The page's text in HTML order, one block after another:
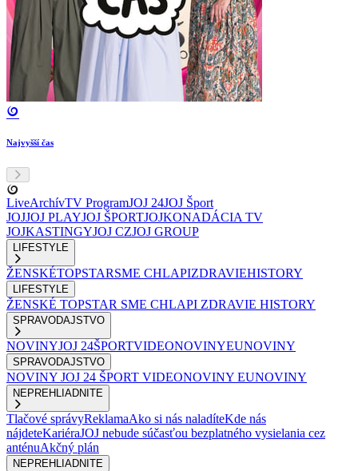
Najvyšší čas
LiveArchívTV ProgramJOJ 24JOJ Šport
JOJJOJ PLAYJOJ ŠPORTJOJKONADÁCIA TV
JOJKASTINGYJOJ CZJOJ GROUP
LIFESTYLE
ŽENSKÉTOPSTARSME CHLAPIZDRAVIEHISTORY
LIFESTYLE
ŽENSKÉ TOPSTAR SME CHLAPI ZDRAVIE HISTORY
SPRAVODAJSTVO
NOVINYJOJ 24ŠPORTVIDEONOVINYEUNOVINY
SPRAVODAJSTVO
NOVINY JOJ 24 ŠPORT VIDEONOVINY EUNOVINY
NEPREHLIADNITE
Tlačové správyReklamaAko si nás naladíteKde nás
nájdeteKariéraJOJ nebude súčasťou bezplatného vysielania cez
anténuAkčný plán
NEPREHLIADNITE